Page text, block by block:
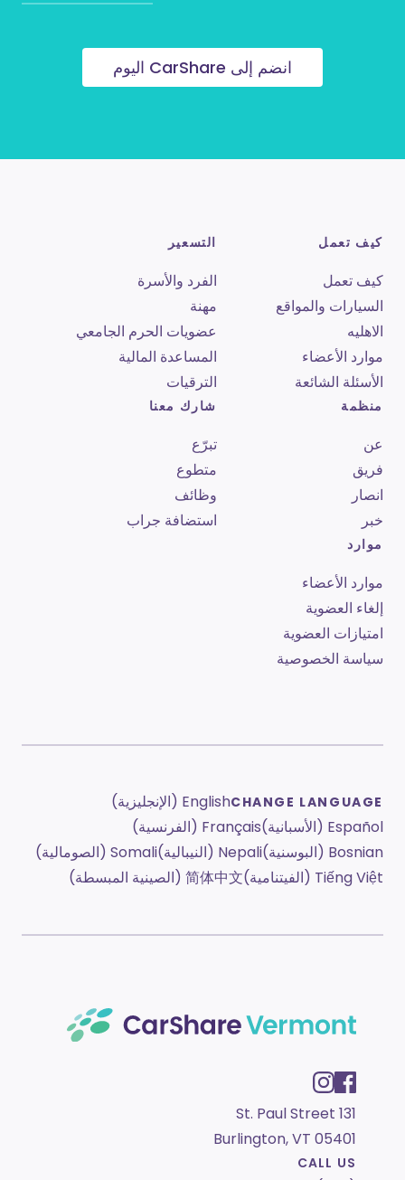
انضم إلى CarShare اليوم
كيف تعمل
كيف تعمل
السيارات والمواقع
الاهليه
موارد الأعضاء
الأسئلة الشائعة
التسعير
الفرد والأسرة
مهنة
عضويات الحرم الجامعي
المساعدة المالية
الترقيات
منظمة
عن
فريق
انصار
خبر
شارك معنا
تبرّع
متطوع
وظائف
استضافة جراب
موارد
موارد الأعضاء
إلغاء العضوية
امتيازات العضوية
سياسة الخصوصية
CHANGE LANGUAGEEnglish (الإنجليزية)
Español (الأسبانية)
Français (الفرنسية)
Bosnian (البوسنية)
Nepali (النيبالية)
Somali (الصومالية)
Tiếng Việt (الفيتنامية)
简体中文 (الصينية المبسطة)
131 St. Paul Street
Burlington, VT 05401
CALL US